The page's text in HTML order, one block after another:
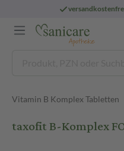
Vitamin B Komplex Tabletten
taxofit B-Komplex